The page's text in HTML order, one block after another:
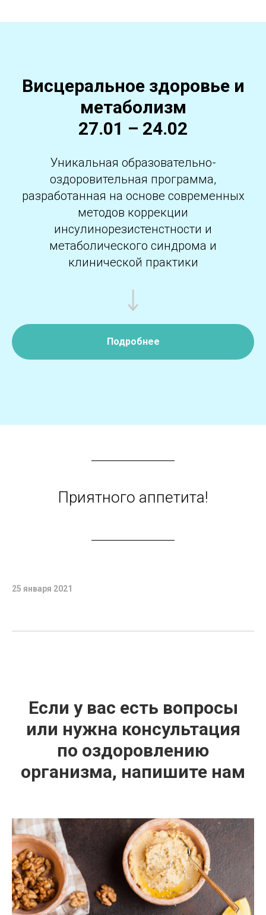
Висцеральное здоровье и
метаболизм
27.01 – 24.02
Уникальная образовательно-
оздоровительная программа,
разработанная на основе современных
методов коррекции
инсулинорезистенстности и
метаболического синдрома и
клинической практики
Подробнее
Приятного аппетита!
25 января 2021
Если у вас есть вопросы
или нужна консультация
по оздоровлению
организма, напишите нам